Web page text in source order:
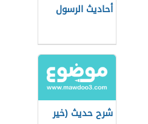
أحاديث الرسول
شرح حديث (خير